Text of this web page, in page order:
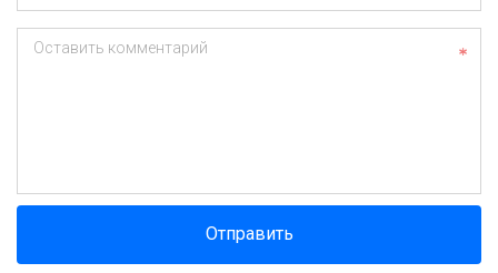
Оставить комментарий
Отправить